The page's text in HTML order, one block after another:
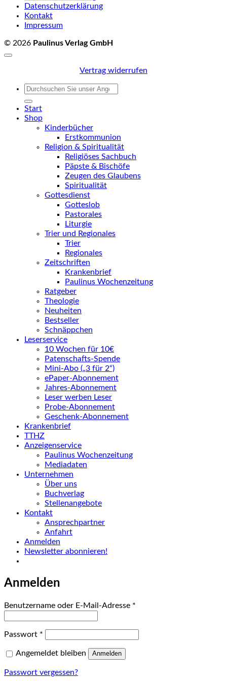
Datenschutzerklärung
Kontakt
Impressum
© 2026 Paulinus Verlag GmbH
Vertrag widerrufen
Suchen
Start
Shop
Kinderbücher
Erstkommunion
Religion & Spiritualität
Religiöses Sachbuch
Päpste & Bischöfe
Zeugen des Glaubens
Spiritualität
Gottesdienst
Gotteslob
Pastorales
Liturgie
Trier und Regionales
Trier
Regionales
Zeitschriften
Krankenbrief
Paulinus Wochenzeitung
Ratgeber
Theologie
Neuheiten
Bestseller
Schnäppchen
Leserservice
10 Wochen für 10€
Patenschafts-Spende
Mini-Abo („3 für 2“)
ePaper-Abonnement
Jahres-Abonnement
Leser werben Leser
Probe-Abonnement
Geschenk-Abonnement
Krankenbrief
TTHZ
Anzeigenservice
Paulinus Wochenzeitung
Mediadaten
Unternehmen
Über uns
Buchverlag
Stellenangebote
Kontakt
Ansprechpartner
Anfahrt
Anmelden
Newsletter abonnieren!
Anmelden
Benutzername oder E-Mail-Adresse *
Passwort *
Angemeldet bleiben Anmelden
Passwort vergessen?